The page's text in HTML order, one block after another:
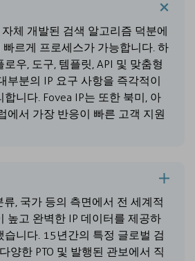
체 개발된 검색 알고리즘 덕분에
르게 프로세스가 가능합니다. 하
우, 도구, 템플릿, API 및 맞춤형
부분의 IP 요구 사항을 즉각적이
니다. Fovea IP는 또한 북미, 아
에서 가장 반응이 빠른 고객 지원
류, 국가 등의 측면에서 전 세계적
높고 완벽한 IP 데이터를 제공하
습니다. 15년간의 특정 글로벌 검
양한 PTO 및 발행된 관보에서 직